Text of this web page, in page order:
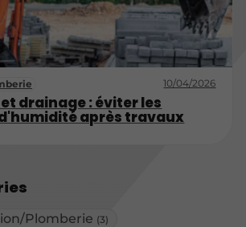
Plomberie (3)
10/04/2026
drainage : éviter les
après travaux